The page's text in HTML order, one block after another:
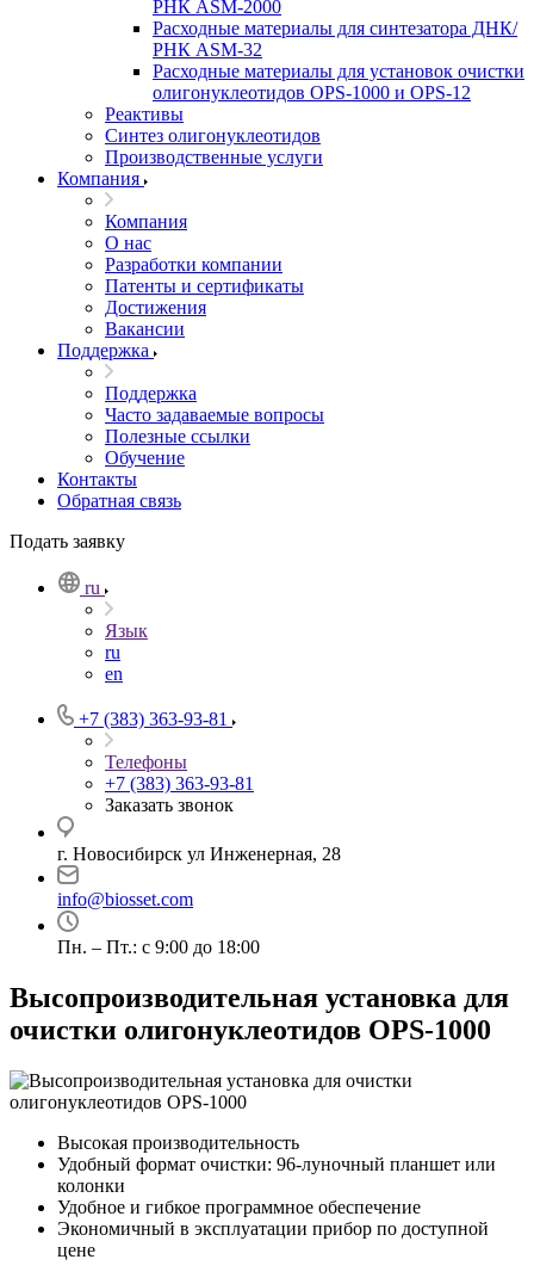
РНК ASM-­2000
Расходные материалы для синтезатора ДНК/
РНК ASM-­32
Расходные материалы для установок очистки
олигонуклеотидов OPS-­­1000 и OPS-­12
Реактивы
Синтез олигонуклеотидов
Производственные услуги
Компания
Компания
О нас
Разработки компании
Патенты и сертификаты
Достижения
Вакансии
Поддержка
Поддержка
Часто задаваемые вопросы
Полезные ссылки
Обучение
Контакты
Обратная связь
Подать заявку
ru
Язык
ru
en
+7 (383) 363-93-81
Телефоны
+7 (383) 363-93-81
Заказать звонок
г. Новосибирск ул Инженерная, 28
info@biosset.com
Пн. – Пт.: с 9:00 до 18:00
Высопроизводительная установка для
очистки олигонуклеотидов OPS-­1000
Высокая производительность
Удобный формат очистки: 96-луночный планшет или
колонки
Удобное и гибкое программное обеспечение
Экономичный в эксплуатации прибор по доступной
цене